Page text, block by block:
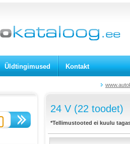
Üldtingimused Kontakt
24 V (22 toodet)
*Tellimustooted ei kuulu